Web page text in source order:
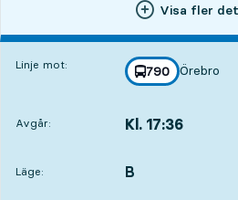
Visa fler
Linje mot: linje
790
mot
Örebro
,
Avgår: Kl. 17:36
Läge:
LÄGE, B
,